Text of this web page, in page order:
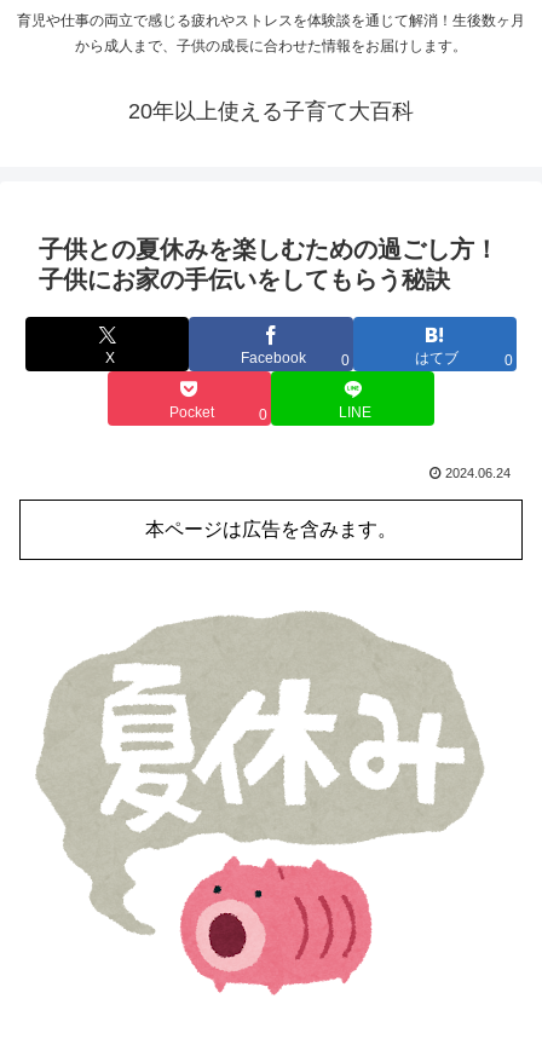
育児や仕事の両立で感じる疲れやストレスを体験談を通じて解消！生後数ヶ月
から成人まで、子供の成長に合わせた情報をお届けします。
20年以上使える子育て大百科
子供との夏休みを楽しむための過ごし方！
子供にお家の手伝いをしてもらう秘訣
X Facebook 0 はてブ 0
Pocket 0 LINE
2024.06.24
本ページは広告を含みます。